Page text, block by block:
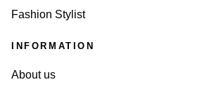
Fashion Stylist
INFORMATION
About us